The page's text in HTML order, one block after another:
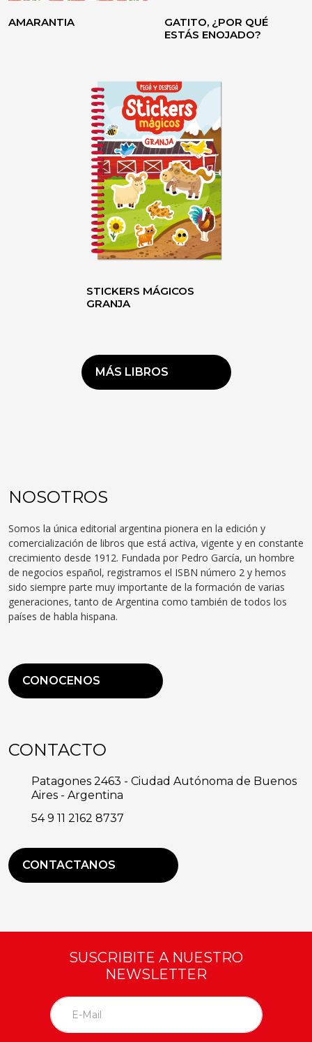
AMARANTIA
GATITO, ¿POR QUÉ
ESTÁS ENOJADO?
STICKERS MÁGICOS
GRANJA
MÁS LIBROS
NOSOTROS
Somos la única editorial argentina pionera en la edición y
comercialización de libros que está activa, vigente y en constante
crecimiento desde 1912. Fundada por Pedro García, un hombre
de negocios español, registramos el ISBN número 2 y hemos
sido siempre parte muy importante de la formación de varias
generaciones, tanto de Argentina como también de todos los
países de habla hispana.
CONOCENOS
CONTACTO
Patagones 2463 - Ciudad Autónoma de Buenos
Aires - Argentina
54 9 11 2162 8737
CONTACTANOS
SUSCRIBITE A NUESTRO
NEWSLETTER